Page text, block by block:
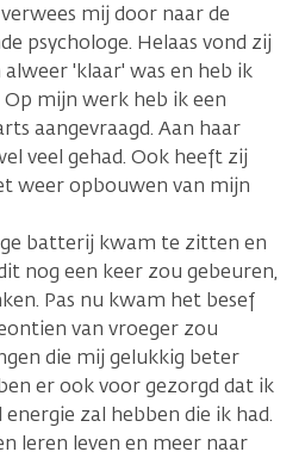
mij door naar de
psychologe. Helaas vond zij
'klaar' was en heb ik
mijn werk heb ik een
aangevraagd. Aan haar
veel gehad. Ook heeft zij
weer opbouwen van mijn
batterij kwam te zitten en
nog een keer zou gebeuren,
Pas nu kwam het besef
van vroeger zou
die mij gelukkig beter
er ook voor gezorgd dat ik
zal hebben die ik had.
leren leven en meer naar